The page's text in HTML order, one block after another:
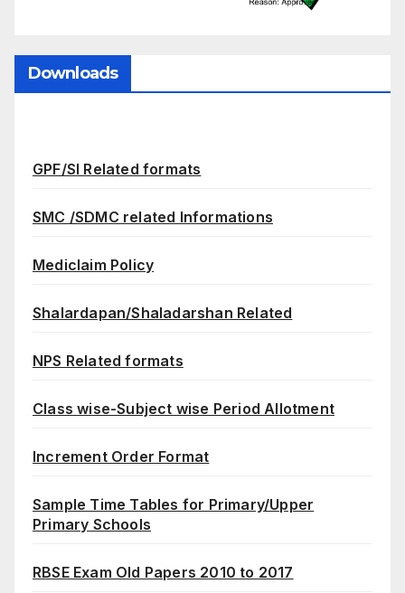
Downloads
GPF/SI Related formats
SMC /SDMC related Informations
Mediclaim Policy
Shalardapan/Shaladarshan Related
NPS Related formats
Class wise-Subject wise Period Allotment
Increment Order Format
Sample Time Tables for Primary/Upper
Primary Schools
RBSE Exam Old Papers 2010 to 2017